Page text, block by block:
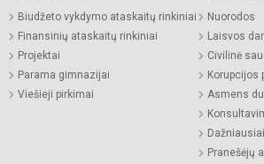
Biudžeto vykdymo ataskaitų rinkiniai
Finansinių ataskaitų rinkiniai
Projektai
Parama gimnazijai
Viešieji pirkimai
Nuorodos
Laisvos
Civilinė
Korupcijos
Asmens
Pranešėjų